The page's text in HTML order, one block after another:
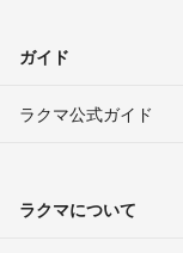
ガイド
ラクマ公式ガイド
ラクマについて